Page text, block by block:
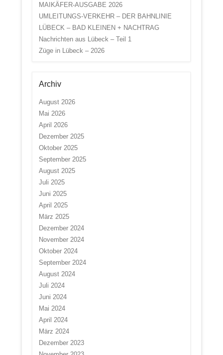
MAIKÄFER-AUSGABE 2026
UMLEITUNGS-VERKEHR – DER BAHNLINIE
LÜBECK – BAD KLEINEN + NACHTRAG
Nachrichten aus Lübeck – Teil 1
Züge in Lübeck – 2026
Archiv
August 2026
Mai 2026
April 2026
Dezember 2025
Oktober 2025
September 2025
August 2025
Juli 2025
Juni 2025
April 2025
März 2025
Dezember 2024
November 2024
Oktober 2024
September 2024
August 2024
Juli 2024
Juni 2024
Mai 2024
April 2024
März 2024
Dezember 2023